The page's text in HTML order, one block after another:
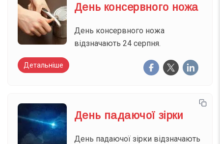
День консервного ножа
День консервного ножа
відзначають 24 серпня.
Детальніше
День падаючої зірки
День падаючої зірки відзначають